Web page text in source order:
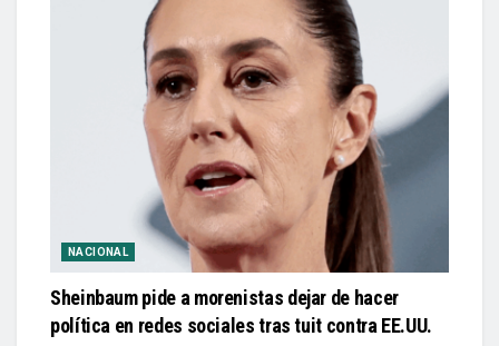
NACIONAL
Sheinbaum pide a morenistas dejar de hacer
política en redes sociales tras tuit contra EE.UU.